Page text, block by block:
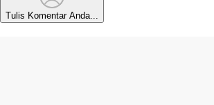
Tulis Komentar Anda...